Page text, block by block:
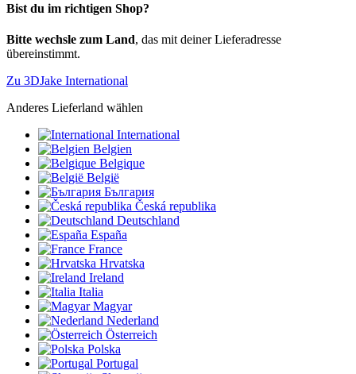
Bist du im richtigen Shop?
Bitte wechsle zum Land, das mit deiner Lieferadresse
übereinstimmt.
Zu 3DJake International
Anderes Lieferland wählen
International
Belgien
Belgique
België
България
Česká republika
Deutschland
España
France
Hrvatska
Ireland
Italia
Magyar
Nederland
Österreich
Polska
Portugal